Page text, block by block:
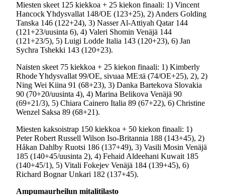
Miesten skeet 125 kiekkoa + 25 kiekon finaali: 1) Vincent
Hancock Yhdysvallat 148/OE (123+25), 2) Anders Golding
Tanska 146 (122+24), 3) Nasser Al-Attiyah Qatar 144
(121+23/uusinta 6), 4) Valeri Shomin Venäjä 144
(121+23/5), 5) Luigi Lodde Italia 143 (120+23), 6) Jan
Sychra Tshekki 143 (120+23).
Naisten skeet 75 kiekkoa + 25 kiekon finaali: 1) Kimberly
Rhode Yhdysvallat 99/OE, sivuaa ME:tä (74/OE+25), 2), 2)
Ning Wei Kiina 91 (68+23), 3) Danka Bartekova Slovakia
90 (70+20/uusinta 4), 4) Marina Belikova Venäjä 90
(69+21/3), 5) Chiara Cainero Italia 89 (67+22), 6) Christine
Wenzel Saksa 89 (68+21).
Miesten kaksoistrap 150 kiekkoa + 50 kiekon finaali: 1)
Peter Robert Russell Wilson Iso-Britannia 188 (143+45), 2)
Håkan Dahlby Ruotsi 186 (137+49), 3) Vasili Mosin Venäjä
185 (140+45/uusinta 2), 4) Fehaid Aldeehani Kuwait 185
(140+45/1), 5) Vitali Fokejev Venäjä 184 (139+45), 6)
Richard Bognar Unkari 182 (137+45).
Ampumaurheilun mitalitilasto